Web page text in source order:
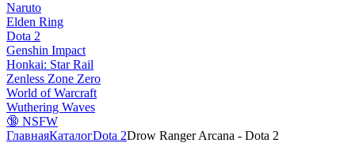
Naruto
Elden Ring
Dota 2
Genshin Impact
Honkai: Star Rail
Zenless Zone Zero
World of Warcraft
Wuthering Waves
🔞 NSFW
ГлавнаяКаталогDota 2Drow Ranger Arcana - Dota 2